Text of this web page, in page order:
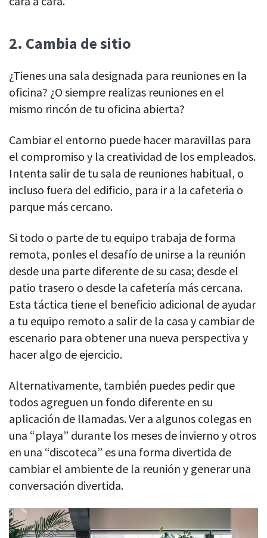
2. Cambia de sitio
¿Tienes una sala designada para reuniones en la
oficina? ¿O siempre realizas reuniones en el
mismo rincón de tu oficina abierta?
Cambiar el entorno puede hacer maravillas para
el compromiso y la creatividad de los empleados.
Intenta salir de tu sala de reuniones habitual, o
incluso fuera del edificio, para ir a la cafeteria o
parque más cercano.
Si todo o parte de tu equipo trabaja de forma
remota, ponles el desafío de unirse a la reunión
desde una parte diferente de su casa; desde el
patio trasero o desde la cafetería más cercana.
Esta táctica tiene el beneficio adicional de ayudar
a tu equipo remoto a salir de la casa y cambiar de
escenario para obtener una nueva perspectiva y
hacer algo de ejercicio.
Alternativamente, también puedes pedir que
todos agreguen un fondo diferente en su
aplicación de llamadas. Ver a algunos colegas en
una “playa” durante los meses de invierno y otros
en una “discoteca” es una forma divertida de
cambiar el ambiente de la reunión y generar una
conversación divertida.